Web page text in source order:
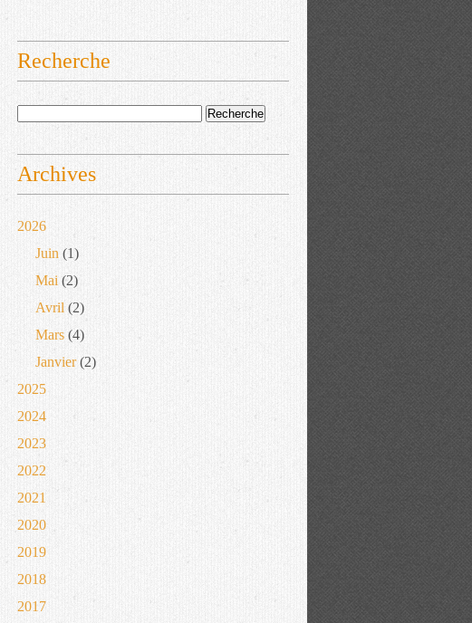
Recherche
Archives
2026
Juin (1)
Mai (2)
Avril (2)
Mars (4)
Janvier(2)
2025
2024
2023
2022
2021
2020
2019
2018
2017